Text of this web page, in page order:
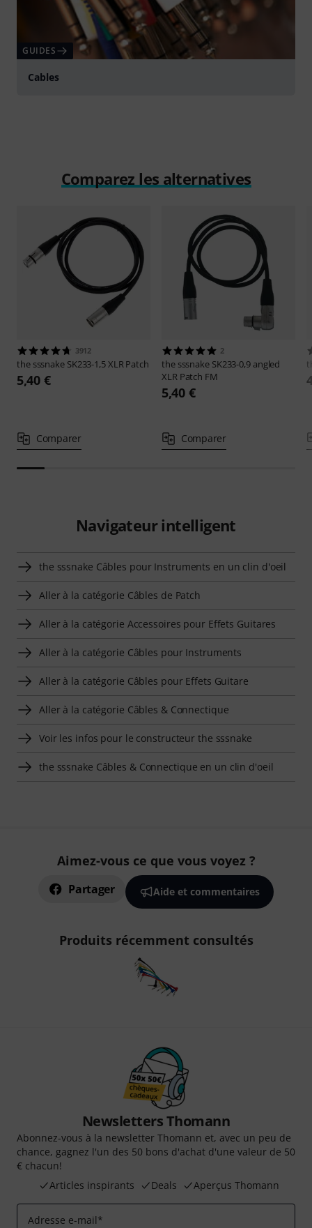
GUIDES
Cables
Comparez les alternatives
3912
the sssnake SK233-1,5 XLR Patch
5,40 €
Comparer
2
the sssnake SK233-0,9 angled
XLR Patch FM
5,40 €
Comparer
Navigateur intelligent
the sssnake Câbles pour Instruments en un clin d'oeil
Aller à la catégorie Câbles de Patch
Aller à la catégorie Accessoires pour Effets Guitares
Aller à la catégorie Câbles pour Instruments
Aller à la catégorie Câbles pour Effets Guitare
Aller à la catégorie Câbles & Connectique
Voir les infos pour le constructeur the sssnake
the sssnake Câbles & Connectique en un clin d'oeil
Aimez-vous ce que vous voyez ?
Partager Aide et commentaires
Produits récemment consultés
Newsletters Thomann
Abonnez-vous à la newsletter Thomann et, avec un peu de
chance, gagnez l'un des 50 bons d'achat d'une valeur de 50
€ chacun!
Articles inspirants
Deals Aperçus Thomann
Adresse e-mail*